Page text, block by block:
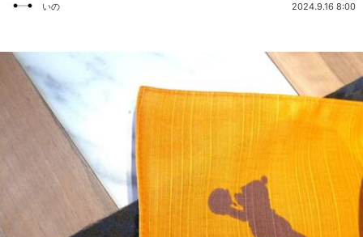
いの 2024.9.16 8:00